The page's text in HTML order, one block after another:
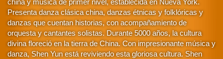
china y música de primer nivel, establecida en Nueva York.
Presenta danza clásica china, danzas étnicas y folklóricas y
danzas que cuentan historias, con acompañamiento de
orquesta y cantantes solistas. Durante 5000 años, la cultura
divina floreció en la tierra de China. Con impresionante música y
danza, Shen Yun está reviviendo esta gloriosa cultura. Shen